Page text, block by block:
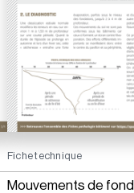
Fiche technique
Mouvements de